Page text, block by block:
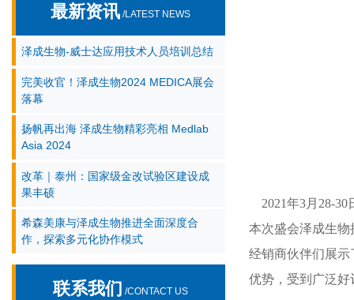
最新资讯 /LATEST NEWS
泽成生物-威士达应用技术人员培训总结
完美收官！泽成生物2024 MEDICA展会
落幕
扬帆再出海 泽成生物精彩亮相 Medlab
Asia 2024
改革｜泰州：国家级金改试验区建设成
果丰硕
希森美康与泽成生物推进全面深度合
作，探索多元化协作模式
联系我们 /CONTACT US
2021年3月28-30
本次盛会泽成生物
经销商伙伴们展示
优势，受到广泛好